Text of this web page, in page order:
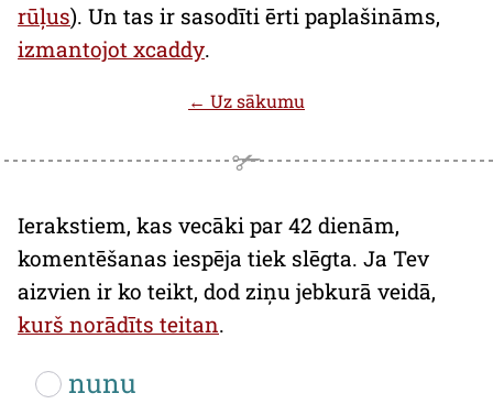
rūļus). Un tas ir sasodīti ērti paplašināms,
izmantojot xcaddy.
← Uz sākumu
Ierakstiem, kas vecāki par 42 dienām,
komentēšanas iespēja tiek slēgta. Ja Tev
aizvien ir ko teikt, dod ziņu jebkurā veidā,
kurš norādīts teitan.
nunu